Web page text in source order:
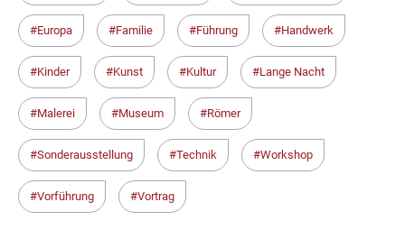
Europa Familie Führung Handwerk
Kinder Kunst Kultur Lange Nacht
Malerei Museum Römer
Sonderausstellung Technik Workshop
Vorführung Vortrag